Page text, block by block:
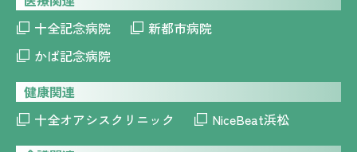
十全記念病院
新都市病院
かば記念病院
健康関連
十全オアシスクリニック
NiceBeat浜松